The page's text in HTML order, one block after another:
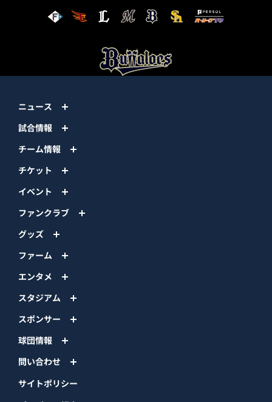
ニュース
試合情報
チーム情報
チケット
イベント
ファンクラブ
グッズ
ファーム
エンタメ
スタジアム
スポンサー
球団情報
問い合わせ
サイトポリシー